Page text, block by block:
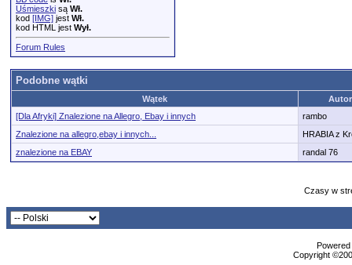
Uśmieszki są Wł.
kod [IMG] jest Wł.
kod HTML jest Wył.
Forum Rules
Podobne wątki
Wątek
[Dla Afryki] Znalezione na Allegro, Ebay i innych
rambo
Znalezione na allegro,ebay i innych...
HRABIA z
znalezione na EBAY
randal 76
Czasy w
Copyright